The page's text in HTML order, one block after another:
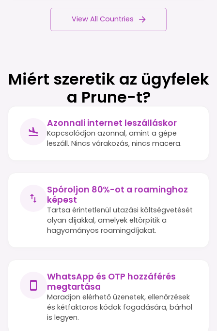
View All Countries
Miért szeretik az ügyfelek
a Prune-t?
Azonnali internet leszálláskor
Kapcsolódjon azonnal, amint a gépe
leszáll. Nincs várakozás, nincs macera.
Spóroljon 80%-ot a roaminghoz
képest
Tartsa érintetlenül utazási költségvetését
olyan díjakkal, amelyek eltörpítik a
hagyományos roamingdíjakat.
WhatsApp és OTP hozzáférés
megtartása
Maradjon elérhető üzenetek, ellenőrzések
és kétfaktoros kódok fogadására, bárhol
is legyen.